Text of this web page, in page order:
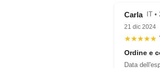
Carla
IT
21 dic 2024
★★★★★
Ordine e
Data